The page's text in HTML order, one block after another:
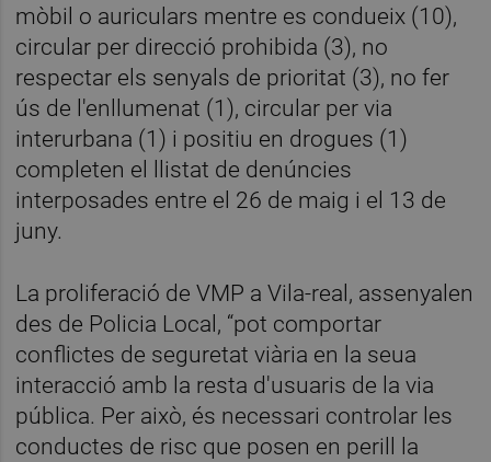
mòbil o auriculars mentre es condueix (10),
circular per direcció prohibida (3), no
respectar els senyals de prioritat (3), no fer
ús de l'enllumenat (1), circular per via
interurbana (1) i positiu en drogues (1)
completen el llistat de denúncies
interposades entre el 26 de maig i el 13 de
juny.
La proliferació de VMP a Vila-real, assenyalen
des de Policia Local, “pot comportar
conflictes de seguretat viària en la seua
interacció amb la resta d'usuaris de la via
pública. Per això, és necessari controlar les
conductes de risc que posen en perill la